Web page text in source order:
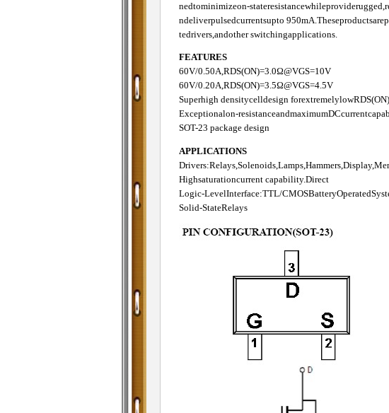
nedtominimizeon-
ndeliverpulsedcurrentsupto
tedrivers,andother switchingapplications.
FEATURES
60V/0.50A,RDS(ON)=3.0Ω@VGS=10V
60V/0.20A,RDS(ON)=3.5Ω@VGS=4.5V
Superhigh densitycelldesign forextremelylowRDS(ON)
Exceptionalon-
SOT-23 package design
APPLICATIONS
Highsaturationcurrent capability.Direct
Logic-LevelInterface:TTL/
Solid-StateRelays